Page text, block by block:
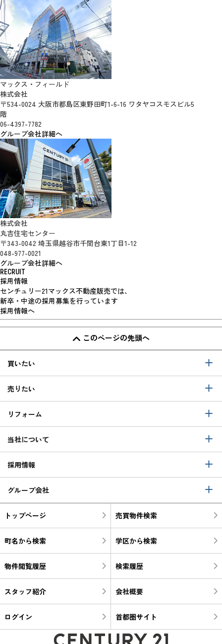
マックス・フィールド
株式会社
〒534-0024 大阪市都島区東野田町1-6-16 ワタヤコスモスビル5
階
06-4397-7782
グループ会社詳細へ
株式会社
丸吉住宅センター
〒343-0042 埼玉県越谷市千間台東1丁目1-12
048-977-0021
グループ会社詳細へ
RECRUIT
採用情報
センチュリー21マックス不動産販売では、
新卒・中途の採用募集を行っています
採用情報へ
このページの先頭へ
買いたい
売りたい
リフォーム
当社について
採用情報
グループ会社
トップページ 売買物件検索
町名から検索 学区から検索
物件閲覧履歴 検索履歴
スタッフ紹介 会社概要
ログイン 首都圏サイト